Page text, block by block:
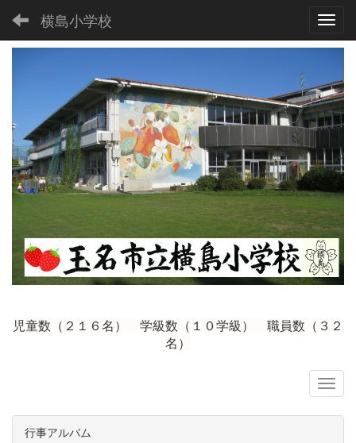
横島小学校
児童数（２１６名） 学級数（１０学級） 職員数（３２
名）
行事アルバム